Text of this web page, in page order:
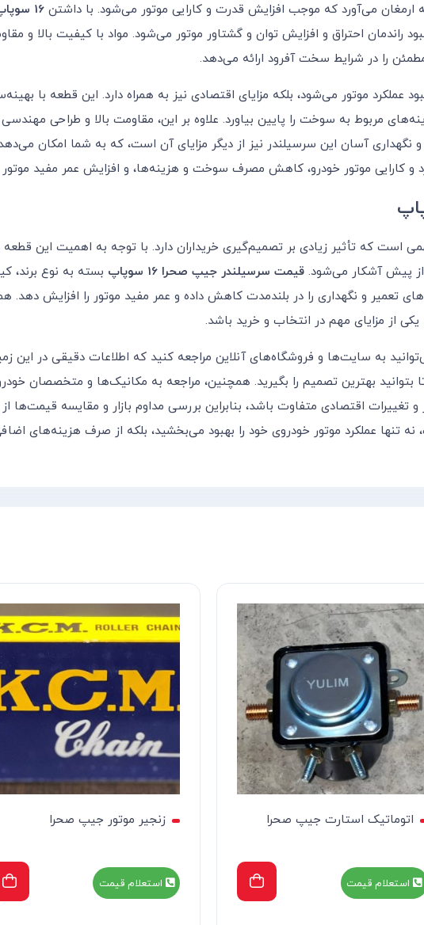
ارمغان می‌آورد که موجب افزایش قدرت و کارایی موتور می‌شود. با داشتن 16 سوپاپ
راندمان احتراق و افزایش توان و گشتاور موتور می‌شود. مواد با کیفیت بالا و
را در شرایط سخت آفرود ارائه می‌دهد.
عملکرد موتور می‌شود، بلکه مزایای اقتصادی نیز به همراه دارد. این قطعه با
مربوط به سوخت را پایین بیاورد. علاوه بر این، مقاومت بالا و طراحی
آسان این سرسیلندر نیز از دیگر مزایای آن است، که به شما امکان
و کارایی موتور خودرو، کاهش مصرف سوخت و هزینه‌ها، و افزایش عمر مفید
است که تأثیر زیادی بر تصمیم‌گیری خریداران دارد. با توجه به اهمیت این قطعه
پیش آشکار می‌شود. قیمت سرسیلندر جیپ صحرا 16 سوپاپ
بسته به نوع برند،
تعمیر و نگهداری را در بلندمدت کاهش داده و عمر مفید موتور را افزایش دهد.
از مزایای مهم در انتخاب و خرید باشد.
به سایت‌ها و فروشگاه‌های آنلاین مراجعه کنید که اطلاعات دقیقی در این
بتوانید بهترین تصمیم را بگیرید. همچنین، مراجعه به مکانیک‌ها و متخصصان
اقتصادی متفاوت باشد، بنابراین بررسی مداوم بازار و مقایسه قیمت‌ها
تنها عملکرد موتور خودروی خود را بهبود می‌بخشید، بلکه از صرف هزینه‌های
اتوماتیک استارت جیپ صحرا
استعلام قیمت
زنجیر موتور جیپ صحرا
استعلام قیمت